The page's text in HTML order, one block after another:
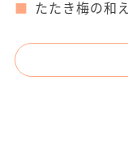
たたき梅の和